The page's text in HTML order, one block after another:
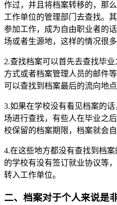
作过，并且将档案转移的，那
工作单位的管理部门去查找。
参加工作，成为自由职业者的
场或者生源地，这样的情况很多
2.查找档案可以首先去查找毕
方式或者档案管理人员的邮件
可以查找到档案最后的流向地
3.如果在学校没有看见档案的
场进行查找，有些人在毕业之
校保留的档案期限，档案就会
4.在这些地方都没有查找到档
的学校有没有签订就业协议等
转入工作单位。
二、档案对于个人来说是